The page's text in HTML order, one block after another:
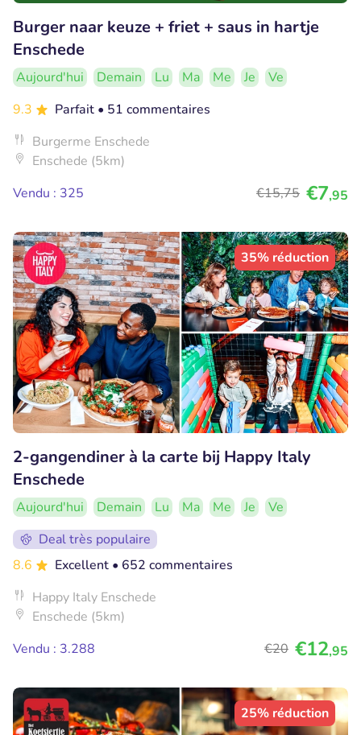
Burger naar keuze + friet + saus in hartje
Enschede
Aujourd'hui Demain Lu Ma Me Je
Ve
9.3
Parfait • 51 commentaires
Burgerme Enschede
Enschede (5km)
Vendu : 325
€15,75 €7,95
35% réduction
2-gangendiner à la carte bij Happy Italy
Enschede
Aujourd'hui Demain Lu Ma Me Je
Ve
Deal très populaire
8.6
Excellent • 652 commentaires
Happy Italy Enschede
Enschede (5km)
Vendu : 3.288
€20 €12,95
25% réduction